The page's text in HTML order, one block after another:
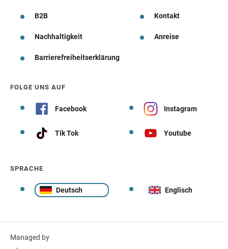
B2B Kontakt
Nachhaltigkeit Anreise
Barrierefreiheitserklärung
FOLGE UNS AUF
Facebook Instagram
Tik Tok Youtube
SPRACHE
Deutsch Englisch
Managed by